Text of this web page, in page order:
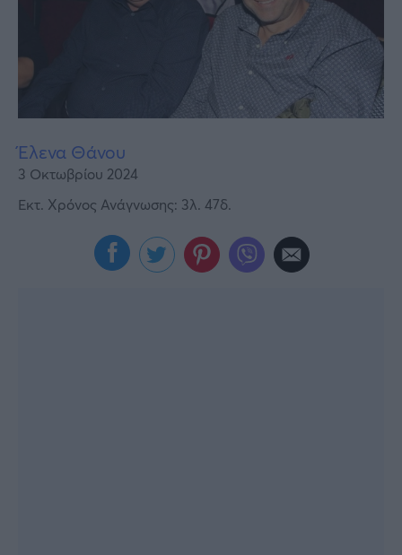
Έλενα Θάνου
3 Οκτωβρίου 2024
Εκτ. Χρόνος Ανάγνωσης: 3λ. 47δ.